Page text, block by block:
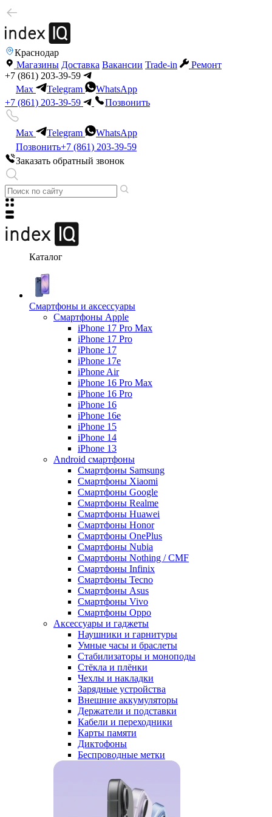
Краснодар
Магазины Доставка Вакансии Trade-in
Ремонт
+7 (861) 203-39-59
Max
Telegram
WhatsApp
+7 (861) 203-39-59
Позвонить
Max Telegram
WhatsApp
Позвонить+7 (861) 203-39-59
Заказать обратный звонок
Каталог
Смартфоны и аксессуары
Смартфоны Apple
iPhone 17 Pro Max
iPhone 17 Pro
iPhone 17
iPhone 17e
iPhone Air
iPhone 16 Pro Max
iPhone 16 Pro
iPhone 16
iPhone 16e
iPhone 15
iPhone 14
iPhone 13
Android cмартфоны
Смартфоны Samsung
Смартфоны Xiaomi
Смартфоны Google
Смартфоны Realme
Смартфоны Huawei
Смартфоны Honor
Смартфоны OnePlus
Смартфоны Nubia
Смартфоны Nothing / CMF
Смартфоны Infinix
Смартфоны Tecno
Смартфоны Asus
Смартфоны Vivo
Смартфоны Oppo
Аксессуары и гаджеты
Наушники и гарнитуры
Умные часы и браслеты
Стабилизаторы и моноподы
Стёкла и плёнки
Чехлы и накладки
Зарядные устройства
Внешние аккумуляторы
Держатели и подставки
Кабели и переходники
Карты памяти
Диктофоны
Беспроводные метки